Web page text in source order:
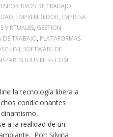
DE TRABAJO,
, EMPRENDEDOR, EMPRESA
VIRTUALES, GESTION
DE TRABAJO, PLATAFORMAS
, SOFTWARE DE
la tecnología libera a
condicionantes
a la realidad de un
Por: Silvina